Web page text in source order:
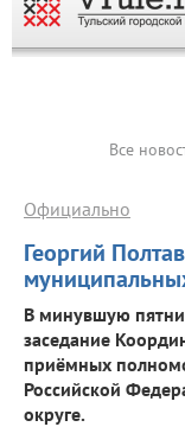
Все
Георгий
Официально
В минувшую
заседание
приёмных
Российской
округе.